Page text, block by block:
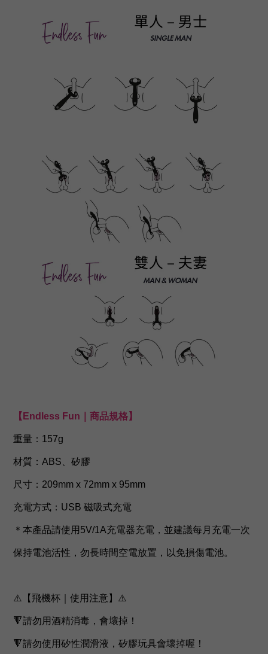
【Endless Fun｜商品規格】
重量：157g
材質：ABS、矽膠
尺寸：209mm x 72mm x 95mm
充電方式：USB 磁吸式充電
＊本產品請使用5V/1A充電器充電，並建議每月充電一次
保持電池活性，勿長時間空電放置，以免損傷電池。
⚠️【飛機杯｜使用注意】⚠️
🔻請勿用酒精消毒，會壞掉！
🔻請勿使用矽性潤滑液，矽膠玩具會壞掉喔！